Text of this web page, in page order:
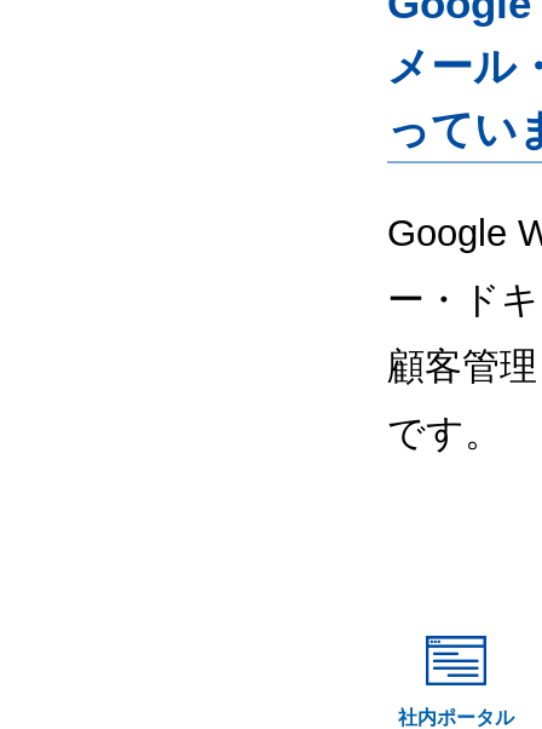
メール
ってい
Google
ー・ド
顧客管
です。
社内ポータル